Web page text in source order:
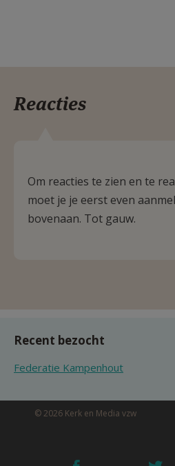
Reacties
Om reacties te zien en te
moet je je eerst even
bovenaan. Tot gauw.
Recent bezocht
Federatie Kampenhout
© 2026 Kerk en Media vzw